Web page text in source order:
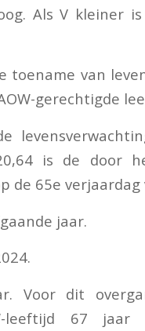
Als V kleiner
toename van
gerechtigde
is de door
de 65e
jaar.
Voor dit
leeftijd 67